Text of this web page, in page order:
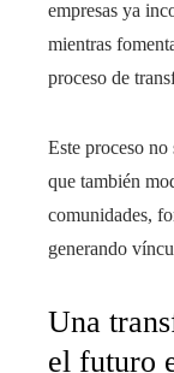
empresas ya
mientras
proceso de
Este proceso
que también
comunidades,
generando
Una
el futuro